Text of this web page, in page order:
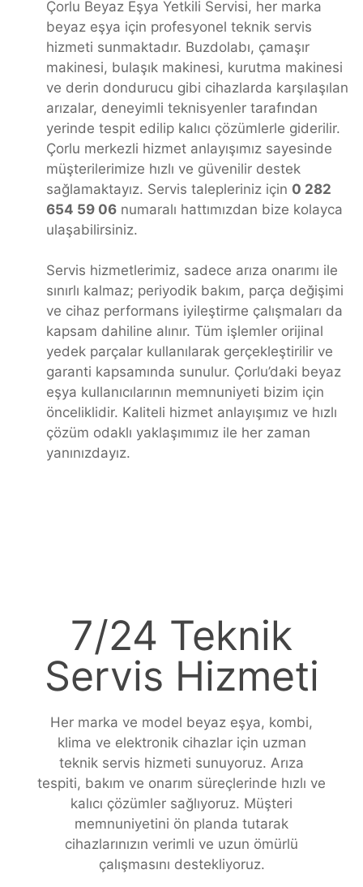
Çorlu Beyaz Eşya Yetkili Servisi, her marka
beyaz eşya için profesyonel teknik servis
hizmeti sunmaktadır. Buzdolabı, çamaşır
makinesi, bulaşık makinesi, kurutma makinesi
ve derin dondurucu gibi cihazlarda karşılaşılan
arızalar, deneyimli teknisyenler tarafından
yerinde tespit edilip kalıcı çözümlerle giderilir.
Çorlu merkezli hizmet anlayışımız sayesinde
müşterilerimize hızlı ve güvenilir destek
sağlamaktayız. Servis talepleriniz için 0 282
654 59 06numaralı hattımızdan bize kolayca
ulaşabilirsiniz.
Servis hizmetlerimiz, sadece arıza onarımı ile
sınırlı kalmaz; periyodik bakım, parça değişimi
ve cihaz performans iyileştirme çalışmaları da
kapsam dahiline alınır. Tüm işlemler orijinal
yedek parçalar kullanılarak gerçekleştirilir ve
garanti kapsamında sunulur. Çorlu’daki beyaz
eşya kullanıcılarının memnuniyeti bizim için
önceliklidir. Kaliteli hizmet anlayışımız ve hızlı
çözüm odaklı yaklaşımımız ile her zaman
yanınızdayız.
7/24 Teknik
Servis Hizmeti
Her marka ve model beyaz eşya, kombi,
klima ve elektronik cihazlar için uzman
teknik servis hizmeti sunuyoruz. Arıza
tespiti, bakım ve onarım süreçlerinde hızlı ve
kalıcı çözümler sağlıyoruz. Müşteri
memnuniyetini ön planda tutarak
cihazlarınızın verimli ve uzun ömürlü
çalışmasını destekliyoruz.